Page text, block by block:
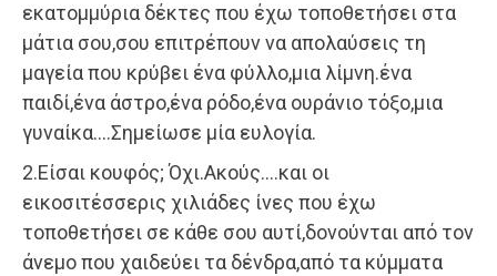
εκατομμύρια δέκτες που έχω τοποθετήσει στα
μάτια σου,σου επιτρέπουν να απολαύσεις τη
μαγεία που κρύβει ένα φύλλο,μια λίμνη.ένα
παιδί,ένα άστρο,ένα ρόδο,ένα ουράνιο τόξο,μια
γυναίκα….Σημείωσε μία ευλογία.
2.Είσαι κουφός; Όχι.Ακούς….και οι
εικοσιτέσσερις χιλιάδες ίνες που έχω
τοποθετήσει σε κάθε σου αυτί,δονούνται από τον
άνεμο που χαιδεύει τα δένδρα,από τα κύμματα